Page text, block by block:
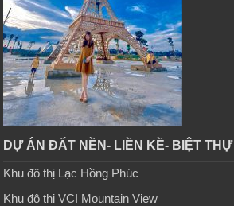
DỰ ÁN ĐẤT NỀN- LIỀN KỀ- BIỆT THỰ
Khu đô thị Lạc Hồng Phúc
Khu đô thị VCI Mountain View